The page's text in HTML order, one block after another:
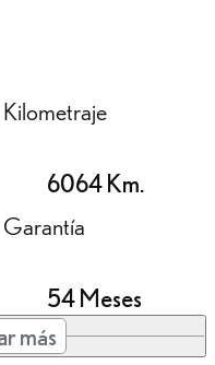
Kilometraje
6064 Km.
Garantía
54 Meses
más